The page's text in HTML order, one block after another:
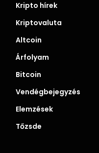
Kripto hírek
Kriptovaluta
Altcoin
Árfolyam
Bitcoin
Vendégbejegyzés
Elemzések
Tőzsde